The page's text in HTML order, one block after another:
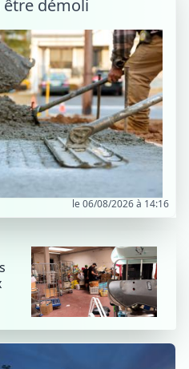
être démoli
le 06/08/2026 à 14:16